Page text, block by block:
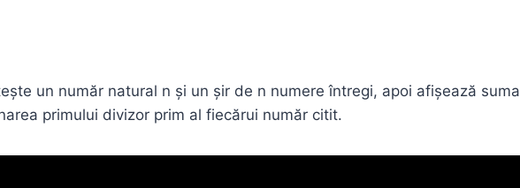
un număr natural n și un şir de n numere întregi, apoi afișează suma
primului divizor prim al fiecărui număr citit.